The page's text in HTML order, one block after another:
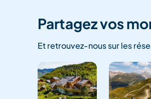
Partagez vos
Et retrouvez-nous sur les